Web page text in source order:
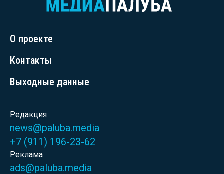
О проекте
Контакты
Выходные данные
Редакция
news@paluba.media
+7 (911) 196-23-62
Реклама
ads@paluba.media